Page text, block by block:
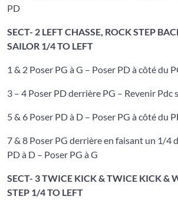
PD
SECT- 2 LEFT CHASSE, ROCK STEP
SAILOR 1/4 TO LEFT
1 & 2 Poser PG à G – Poser PD à côté du
3 – 4 Poser PD derrière PG – Revenir Pdc
5 & 6 Poser PD à D – Poser PG à côté du
7 & 8 Poser PG derrière en faisant un 1/4
PD à D – Poser PG à G
SECT- 3TWICE KICK & TWICE KICK &
STEP 1/4 TO LEFT